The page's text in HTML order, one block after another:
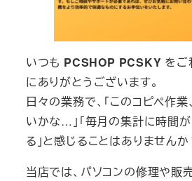
いつも PCSHOP PCSKY をご
にありがとうございます。
日々の業務で、「このコピペ作
いかな…」「毎月の集計に時間
る」と感じることはありませんか
当店では、パソコンの修理や販